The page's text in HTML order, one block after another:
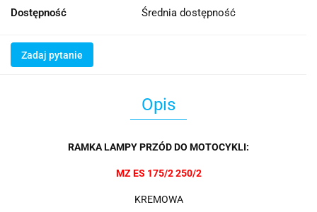
Dostępność Średnia dostępność
Zadaj pytanie
Opis
RAMKA LAMPY PRZÓD DO MOTOCYKLI:
MZ ES 175/2 250/2
KREMOWA